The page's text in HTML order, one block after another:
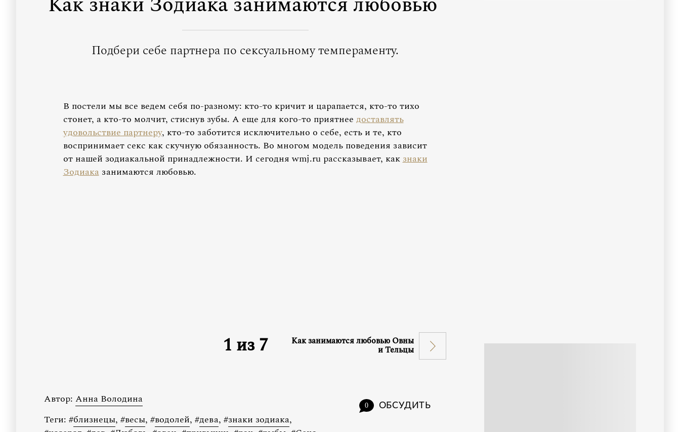
Подбери себе партнера по сексуальному темпераменту.
В постели мы все ведем себя по-разному: кто-то кричит и царапается, кто-то тихо
стонет, а кто-то молчит, стиснув зубы. А еще для кого-то приятнее доставлять
удовольствие партнеру, кто-то заботится исключительно о себе, есть и те, кто
воспринимает секс как скучную обязанность. Во многом модель поведения зависит
от нашей зодиакальной принадлежности. И сегодня wmj.ru рассказывает, какзнаки
Зодиаказанимаются любовью.
1 из7 Как занимаются любовью Овны
и Тельцы
0 ОБСУДИТЬ
Автор: Анна Володина
Теги: #близнецы, #весы, #водолей, #дева, #знаки зодиака,